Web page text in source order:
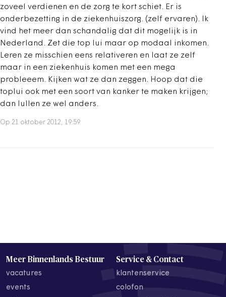
zoveel verdienen en de zorg te kort schiet. Er is
onderbezetting in de ziekenhuiszorg. (zelf ervaren). Ik
vind het meer dan schandalig dat dit mogelijk is in
Nederland. Zet die top lui maar op modaal inkomen.
Leren ze misschien eens relativeren en laat ze zelf
maar in een ziekenhuis komen met een mega
probleeem. Kijken wat ze dan zeggen. Hoop dat die
toplui ook met een soort van kanker te maken krijgen;
dan lullen ze wel anders.
Op 21 oktober 2012, 19:59
Meer Binnenlands Bestuur
vacatures
events
Service & Contact
klantenservice
colofon